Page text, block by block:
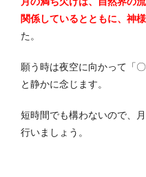
関係しているとともに、神
た。
願う時は夜空に向かって「
と静かに念じます。
短時間でも構わないので、
行いましょう。